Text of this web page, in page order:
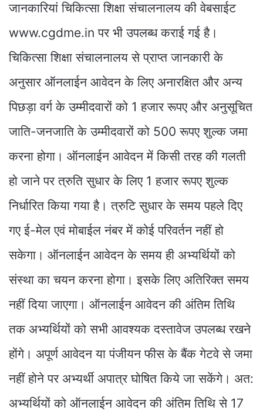
जानकारियां चिकित्सा शिक्षा संचालनालय की वेबसाईट
www.cgdme.in पर भी उपलब्ध कराई गई है।
चिकित्सा शिक्षा संचालनालय से प्राप्त जानकारी के
अनुसार ऑनलाईन आवेदन के लिए अनारक्षित और अन्य
पिछड़ा वर्ग के उम्मीदवारों को 1 हजार रूपए और अनुसूचित
जाति-जनजाति के उम्मीदवारों को 500 रूपए शुल्क जमा
करना होगा। ऑनलाईन आवेदन में किसी तरह की गलती
हो जाने पर त्रुति सुधार के लिए 1 हजार रूपए शुल्क
निर्धारित किया गया है। त्रुटि सुधार के समय पहले दिए
गए ई-मेल एवं मोबाईल नंबर में कोई परिवर्तन नहीं हो
सकेगा। ऑनलाईन आवेदन के समय ही अभ्यर्थियों को
संस्था का चयन करना होगा। इसके लिए अतिरिक्त समय
नहीं दिया जाएगा। ऑनलाईन आवेदन की अंतिम तिथि
तक अभ्यर्थियों को सभी आवश्यक दस्तावेज उपलब्ध रखने
होंगे। अपूर्ण आवेदन या पंजीयन फीस के बैंक गेटवे से जमा
नहीं होने पर अभ्यर्थी अपात्र घोषित किये जा सकेंगे। अत:
अभ्यर्थियों को ऑनलाईन आवेदन की अंतिम तिथि से 17